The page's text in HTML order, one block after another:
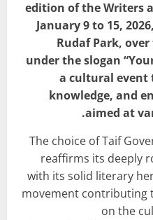
edition of the Writers
January 9 to 15,
Rudaf Park,
under the slogan
a cultural event
knowledge, and
aimed at
The choice of Taif
reaffirms its deeply
with its solid literary
movement contributing
on the